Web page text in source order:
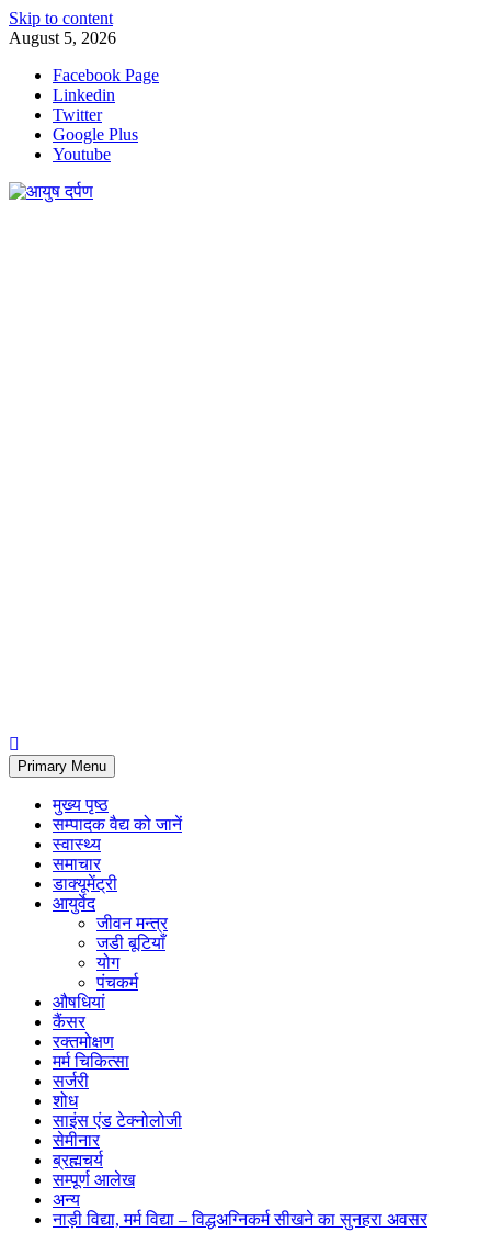
Skip to content
August 5, 2026
Facebook Page
Linkedin
Twitter
Google Plus
Youtube
Primary Menu
मुख्य पृष्ठ
सम्पादक वैद्य को जानें
स्वास्थ्य
समाचार
डाक्यूमेंट्री
आयुर्वेद
जीवन मन्त्र
जडी बूटियाँ
योग
पंचकर्म
औषधियां
कैंसर
रक्तमोक्षण
मर्म चिकित्सा
सर्जरी
शोध
साइंस एंड टेक्नोलोजी
सेमीनार
ब्रह्मचर्य
सम्पूर्ण आलेख
अन्य
नाड़ी विद्या, मर्म विद्या – विद्धअग्निकर्म सीखने का सुनहरा अवसर